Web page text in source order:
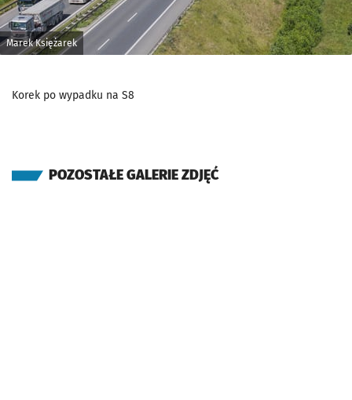
Marek Księżarek
Korek po wypadku na S8
POZOSTAŁE GALERIE ZDJĘĆ